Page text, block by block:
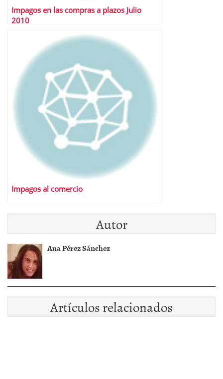
Impagos en las compras a plazos Julio
2010
Impagos al comercio
Autor
Ana Pérez Sánchez
Artículos relacionados